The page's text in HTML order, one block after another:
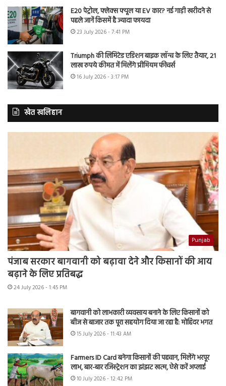
E20 पेट्रोल, फ्लेक्स फ्यूल या EV कार? नई गाड़ी खरीदने से
पहले जानें किसमें है ज्यादा फायदा
23 July 2026 - 7:41 PM
Triumph की लिमिटेड एडिशन बाइक लॉन्च के लिए तैयार, 21
लाख रुपये कीमत में मिलेंगे प्रीमियम फीचर्स
16 July 2026 - 3:17 PM
खेत खलिहान
Punjab
पंजाब सरकार बागवानी को बढ़ावा देने और किसानों की आय
बढ़ाने के लिए प्रतिबद्ध
24 July 2026 - 1:45 PM
बागवानी को लाभकारी व्यवसाय बनाने के लिए किसानों को
बीज से बाजार तक पूरा सहयोग दिया जा रहा है: मोहिंदर भगत
15 July 2026 - 11:43 AM
Farmers ID Card बनेगा किसानों की पहचान, मिलेंगे भरपूर
लाभ, बार-बार रजिस्ट्रेशन का झंझट खत्म, ऐसे करें अप्लाई
10 July 2026 - 12:42 PM